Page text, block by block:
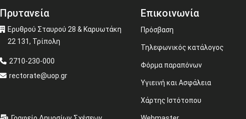
Πρυτανεία
Ερυθρού Σταυρού 28 & Καρυωτάκη
22 131, Τρίπολη
2710-230-000
rectorate@uop.gr
Επικοινωνία
Πρόσβαση
Τηλεφωνικός κατάλογος
Φόρμα παραπόνων
Υγιεινή και Ασφάλεια
Χάρτης Ιστότοπου